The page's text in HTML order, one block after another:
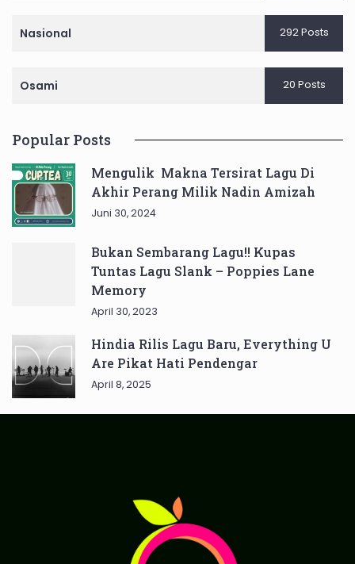
Nasional 292 Posts
Osami 20 Posts
Popular Posts
Mengulik Makna Tersirat Lagu Di
Akhir Perang Milik Nadin Amizah
Juni 30, 2024
Bukan Sembarang Lagu!! Kupas
Tuntas Lagu Slank – Poppies Lane
Memory
April 30, 2023
Hindia Rilis Lagu Baru, Everything U
Are Pikat Hati Pendengar
April 8, 2025